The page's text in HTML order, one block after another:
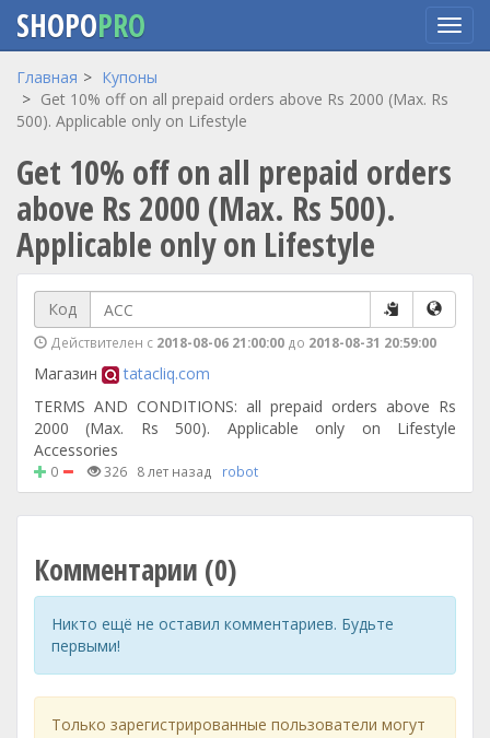
Перейти
основному
SHOPOPRO
Главная
Купоны
Get 10% off on all prepaid orders above Rs 2000 (Max. Rs
500). Applicable only on Lifestyle
Get 10% off on all prepaid orders
above Rs 2000 (Max. Rs 500).
Applicable only on Lifestyle
Код
Действителен с 2018-08-06 21:00:00 до 2018-08-31 20:59:00
Магазин
tatacliq.com
TERMS AND CONDITIONS: all prepaid orders above Rs
2000 (Max. Rs 500). Applicable only on Lifestyle
Accessories
0 326 8 лет назад robot
Комментарии (0)
Никто ещё не оставил комментариев. Будьте
первыми!
Только зарегистрированные пользователи могут